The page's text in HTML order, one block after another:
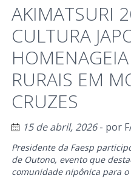
AKIMATSURI
CULTURA
RURAIS EM
CRUZES
15 de abril, 2026- por
Presidente da Faesp
de Outono, evento que
comunidade nipônica para